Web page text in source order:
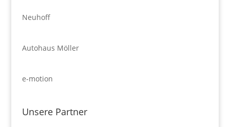
Neuhoff
Autohaus Möller
e-motion
Unsere Partner